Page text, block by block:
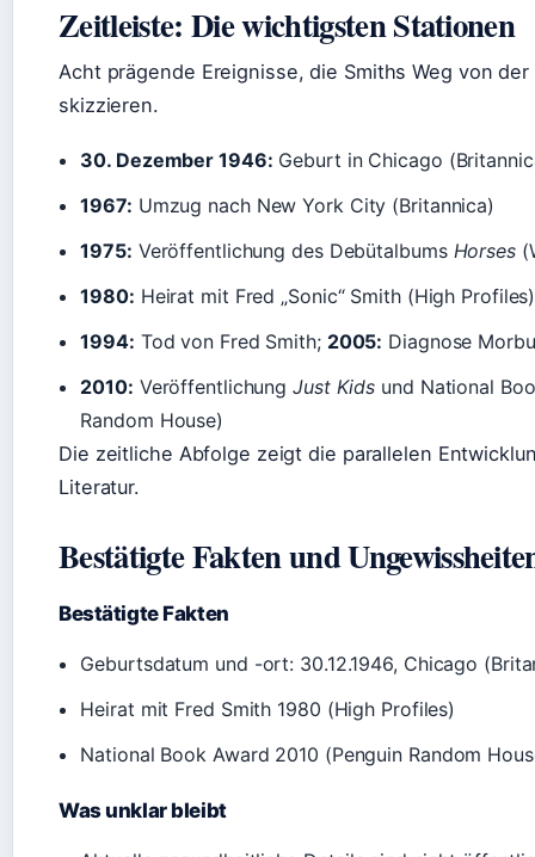
Zeitleiste: Die wichtigsten Stationen
Acht prägende Ereignisse, die Smiths Weg von
skizzieren.
30. Dezember 1946: Geburt in Chicago
1967: Umzug nach New York City (Britannica)
1975: Veröffentlichung des Debütalbums Horses
1980: Heirat mit Fred „Sonic“ Smith (High Profiles)
1994: Tod von Fred Smith; 2005: Diagnose
2010: VeröffentlichungJust Kids und National
Random House)
Die zeitliche Abfolge zeigt die parallelen
Literatur.
Bestätigte Fakten und
Bestätigte Fakten
Geburtsdatum und -ort: 30.12.1946, Chicago
Heirat mit Fred Smith 1980 (High Profiles)
National Book Award 2010 (Penguin Random
Was unklar bleibt